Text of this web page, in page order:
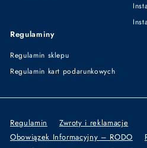
Regulaminy
Regulamin sklepu
Regulamin kart podarunkowych
Regulamin
Zwroty i reklamacje
Obowiązek Informacyjny – RODO